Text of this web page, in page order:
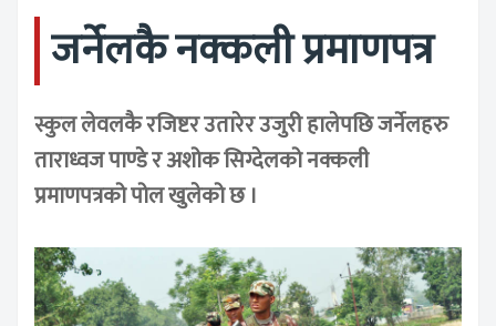
जर्नेलकै नक्कली प्रमाणपत्र
स्कुल लेवलकै रजिष्टर उतारेर उजुरी हालेपछि जर्नेलहरु
ताराध्वज पाण्डे र अशोक सिग्देलको नक्कली
प्रमाणपत्रको पोल खुलेको छ ।